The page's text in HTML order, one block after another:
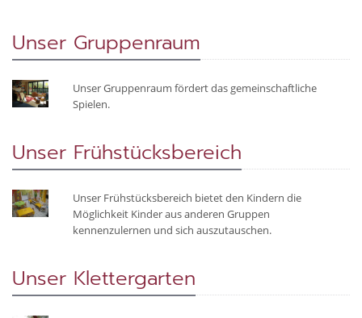
Unser Gruppenraum
Unser Gruppenraum fördert das gemeinschaftliche
Spielen.
Unser Frühstücksbereich
Unser Frühstücksbereich bietet den Kindern die
Möglichkeit Kinder aus anderen Gruppen
kennenzulernen und sich auszutauschen.
Unser Klettergarten